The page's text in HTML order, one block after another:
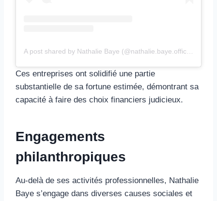
Ces entreprises ont solidifié une partie
substantielle de sa fortune estimée, démontrant sa
capacité à faire des choix financiers judicieux.
Engagements
philanthropiques
Au-delà de ses activités professionnelles, Nathalie
Baye s’engage dans diverses causes sociales et